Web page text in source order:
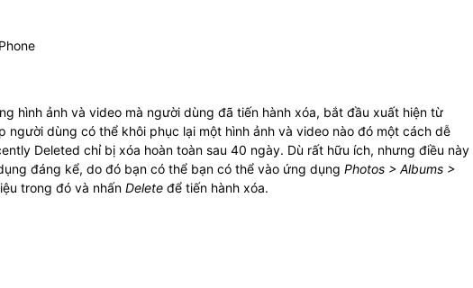
hình ảnh và video mà người dùng đã tiến hành xóa, bắt đầu xuất hiện từ
người dùng có thể khôi phục lại một hình ảnh và video nào đó một cách dễ
Deleted chỉ bị xóa hoàn toàn sau 40 ngày. Dù rất hữu ích, nhưng điều này
đáng kể, do đó bạn có thể bạn có thể vào ứng dụng Photos > Albums >
trong đó và nhấn Delete để tiến hành xóa.